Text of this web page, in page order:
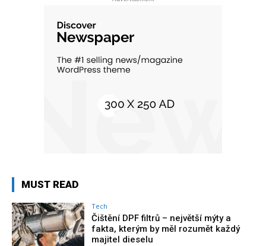
MUST READ
Tech
Čištění DPF filtrů – největší mýty a
fakta, kterým by měl rozumět každý
majitel dieselu